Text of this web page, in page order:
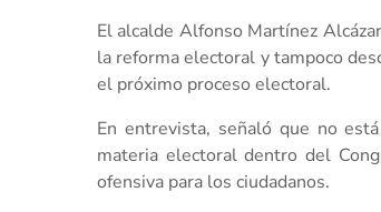
El alcalde Alfonso Martínez
la reforma electoral y tampoco
el próximo proceso electoral.
En entrevista, señaló que no
materia electoral dentro del
ofensiva para los ciudadanos.